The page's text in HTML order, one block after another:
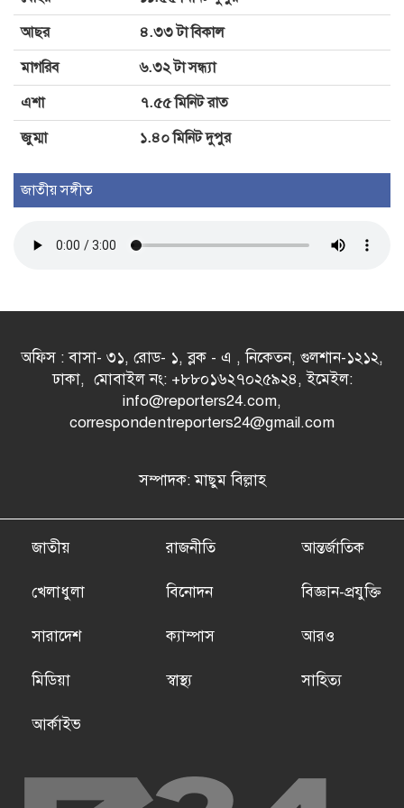
আছর
৪.৩৩ টা বিকাল
মাগরিব
৬.৩২ টা সন্ধ্যা
এশা
৭.৫৫ মিনিট রাত
জুম্মা
১.৪০ মিনিট দুপুর
জাতীয় সঙ্গীত
অফিস : বাসা- ৩১, রোড- ১, ব্লক - এ , নিকেতন, গুলশান-১২১২,
ঢাকা, মোবাইল নং: +৮৮০১৬২৭০২৫৯২৪, ইমেইল:
info@reporters24.com,
correspondentreporters24@gmail.com
সম্পাদক: মাছুম বিল্লাহ
জাতীয় রাজনীতি আন্তর্জাতিক
খেলাধুলা বিনোদন বিজ্ঞান-প্রযুক্তি
সারাদেশ ক্যাম্পাস আরও
মিডিয়া স্বাস্থ্য সাহিত্য
আর্কাইভ